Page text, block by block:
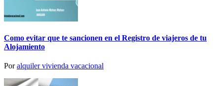
Como evitar que te sancionen en el Registro de viajeros de tu
Alojamiento
Poralquiler vivienda vacacional